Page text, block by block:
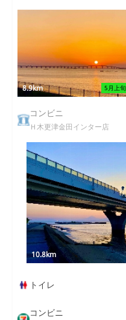
5月上旬
8.9km
コンビニ
Ｈ木更津金田インター店
10.8km
トイレ
コンビニ